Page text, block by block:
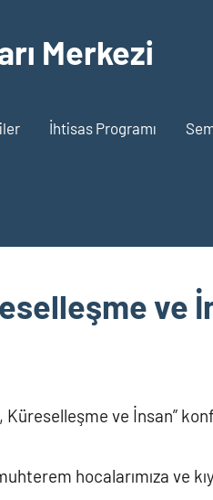
Merkezi
İhtisas Programı
ve
Küreselleşme ve İnsan”
hocalarımıza ve